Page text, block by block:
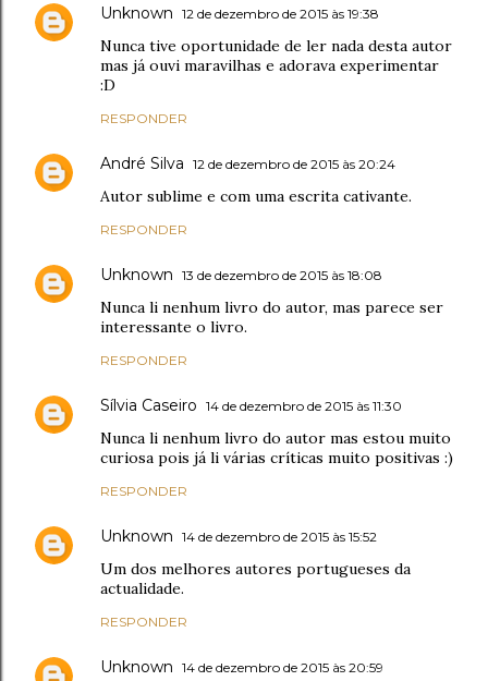
Unknown 12 de dezembro de 2015 às 19:38
Nunca tive oportunidade de ler nada desta autor
mas já ouvi maravilhas e adorava experimentar
:D
RESPONDER
André Silva 12 de dezembro de 2015 às 20:24
Autor sublime e com uma escrita cativante.
RESPONDER
Unknown 13 de dezembro de 2015 às 18:08
Nunca li nenhum livro do autor, mas parece ser
interessante o livro.
RESPONDER
Sílvia Caseiro 14 de dezembro de 2015 às 11:30
Nunca li nenhum livro do autor mas estou muito
curiosa pois já li várias críticas muito positivas :)
RESPONDER
Unknown 14 de dezembro de 2015 às 15:52
Um dos melhores autores portugueses da
actualidade.
RESPONDER
Unknown 14 de dezembro de 2015 às 20:59